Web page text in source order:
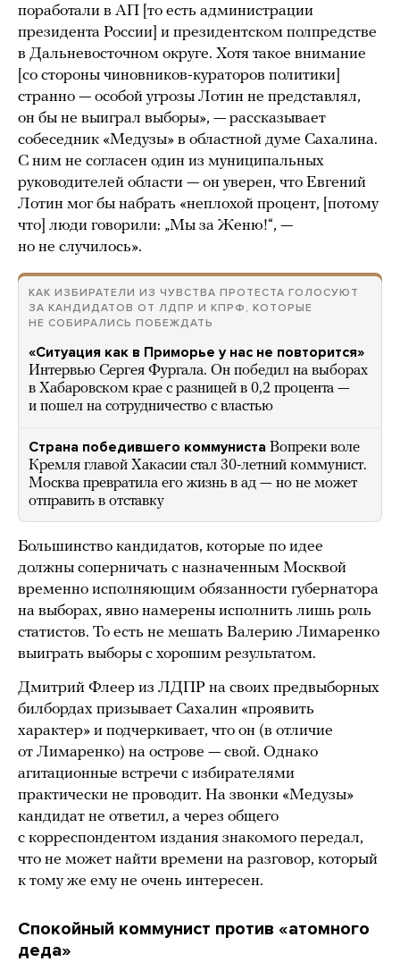
поработали в АП [то есть администрации
президента России] и президентском полпредстве
в Дальневосточном округе. Хотя такое внимание
[со стороны чиновников-кураторов политики]
странно — особой угрозы Лотин не представлял,
он бы не выиграл выборы», — рассказывает
собеседник «Медузы» в областной думе Сахалина.
С ним не согласен один из муниципальных
руководителей области — он уверен, что Евгений
Лотин мог бы набрать «неплохой процент, [потому
что] люди говорили: „Мы за Женю!“, —
но не случилось».
КАК ИЗБИРАТЕЛИ ИЗ ЧУВСТВА ПРОТЕСТА ГОЛОСУЮТ
ЗА КАНДИДАТОВ ОТ ЛДПР И КПРФ, КОТОРЫЕ
НЕ СОБИРАЛИСЬ ПОБЕЖДАТЬ
«Ситуация как в Приморье у нас не повторится»
Интервью Сергея Фургала. Он победил на выборах
в Хабаровском крае с разницей в 0,2 процента —
и пошел на сотрудничество с властью
Страна победившего коммуниста Вопреки воле
Кремля главой Хакасии стал 30-летний коммунист.
Москва превратила его жизнь в ад — но не может
отправить в отставку
Большинство кандидатов, которые по идее
должны соперничать с назначенным Москвой
временно исполняющим обязанности губернатора
на выборах, явно намерены исполнить лишь роль
статистов. То есть не мешать Валерию Лимаренко
выиграть выборы с хорошим результатом.
Дмитрий Флеер из ЛДПР на своих предвыборных
билбордах призывает Сахалин «проявить
характер» и подчеркивает, что он (в отличие
от Лимаренко) на острове — свой. Однако
агитационные встречи с избирателями
практически не проводит. На звонки «Медузы»
кандидат не ответил, а через общего
с корреспондентом издания знакомого передал,
что не может найти времени на разговор, который
к тому же ему не очень интересен.
Спокойный коммунист против «атомного
деда»